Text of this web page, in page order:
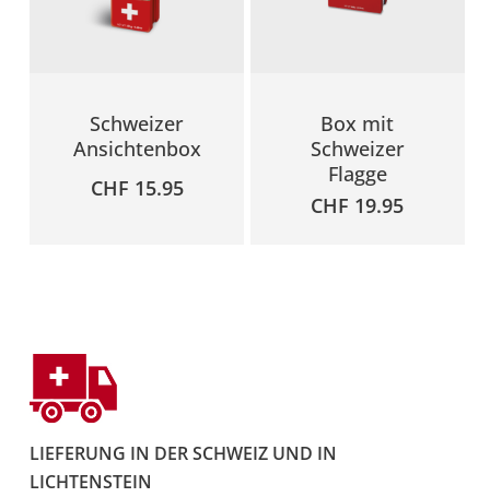
Schweizer
Ansichtenbox
CHF 15.95
Box mit
Schweizer
Flagge
CHF 19.95
LIEFERUNG IN DER SCHWEIZ UND IN
LICHTENSTEIN